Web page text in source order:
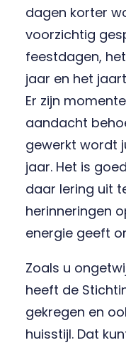
dagen korter
voorzichtig
feestdagen,
jaar en het
Er zijn
aandacht
gewerkt wordt
jaar. Het is
daar lering uit
herinneringen
energie geeft
Zoals u
heeft de
gekregen en
huisstijl. Dat